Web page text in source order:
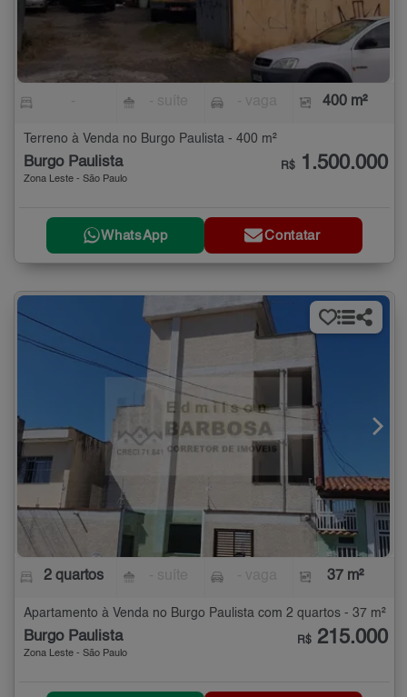
400 m²
Terreno à Venda no Burgo Paulista - 400 m²
Burgo Paulista
Zona Leste - São Paulo
R$ 1.500.000
WhatsApp Contatar
2 quartos 37 m²
Apartamento à Venda no Burgo Paulista com 2 quartos - 37 m²
Burgo Paulista
Zona Leste - São Paulo
R$ 215.000